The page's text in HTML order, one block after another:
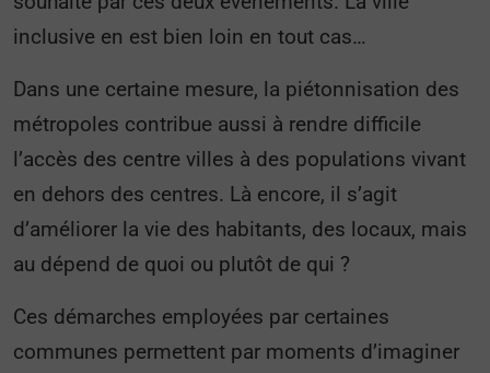
inclusive en est bien loin en tout cas…
Dans une certaine mesure, la piétonnisation des
métropoles contribue aussi à rendre difficile
l’accès des centre villes à des populations vivant
en dehors des centres. Là encore, il s’agit
d’améliorer la vie des habitants, des locaux, mais
au dépend de quoi ou plutôt de qui ?
Ces démarches employées par certaines
communes permettent par moments d’imaginer